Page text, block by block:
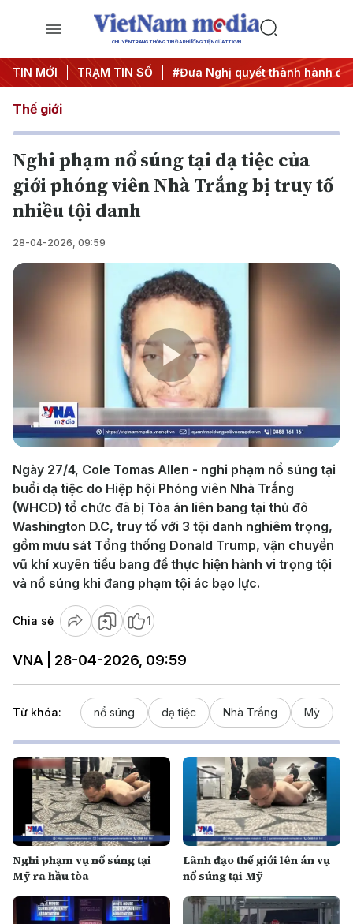
CHUYÊN TRANG THÔNG TIN ĐA PHƯƠNG TIỆN CỦA TTXVN
TIN MỚI TRẠM TIN SỐ
3 #APEC 2027 #Đưa Nghị quyết thành hành động
Thế giới
Nghi phạm nổ súng tại dạ tiệc của
giới phóng viên Nhà Trắng bị truy tố
nhiều tội danh
28-04-2026, 09:59
Play
Video
Ngày 27/4, Cole Tomas Allen - nghi phạm nổ súng tại
buổi dạ tiệc do Hiệp hội Phóng viên Nhà Trắng
(WHCD) tổ chức đã bị Tòa án liên bang tại thủ đô
Washington D.C, truy tố với 3 tội danh nghiêm trọng,
gồm mưu sát Tổng thống Donald Trump, vận chuyển
vũ khí xuyên tiểu bang để thực hiện hành vi trọng tội
và nổ súng khi đang phạm tội ác bạo lực.
Chia sẻ 1
VNA | 28-04-2026, 09:59
Từ khóa: nổ súng dạ tiệc Nhà Trắng Mỹ
Nghi phạm vụ nổ súng tại
Mỹ ra hầu tòa
Lãnh đạo thế giới lên án vụ
nổ súng tại Mỹ